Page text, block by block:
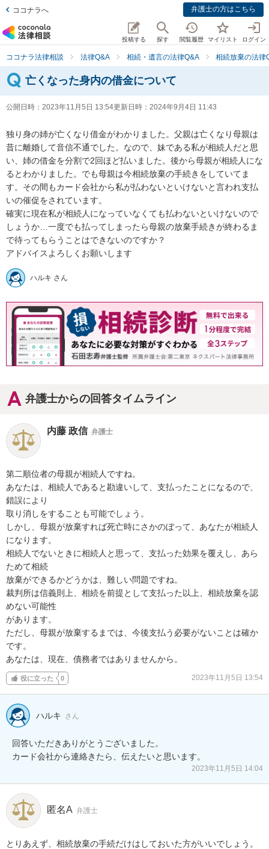
ココナラへ 弁護士の方はこちら
投稿する 探す 閲覧履歴 マイリスト ログイン
ココナラ法律相談 法律Q&A 相続・遺言の法律Q&A 相続放棄の法律
亡くなった身内の借金について
公開日時： 2023年11月5日 13:54更新日時： 2024年9月4日 11:43
独り身の姉が亡くなり借金がわかりました。父親は亡くなり母親は
昔に離婚して音信不通でした。なので、妹である私が相続人だと思
い、姉の借金を分割で2回ほど払いました。後から母親が相続人にな
るとわかりました。でも母親は今相続放棄の手続きをしていてま
す。その間もカード会社から私が払わないといけないと言われ支払
いの催促をされています。
確実に現在私が相続人になっていなくても払わないといけないので
しょうか…一度でも払ってしまったら母親の放棄手続きが終わるま
で待ってもらうことはできないのですか？
アドバイスよろしくお願いします
ハルキ さん
弁護士からの回答タイムライン
内藤 政信 弁護士
第二順位者の母親が相続人ですね。
あなたは、相続人であると勘違いして、支払ったことになるので、
錯誤により
取り消しをすることも可能でしょう。
しかし、母親が放棄すれば死亡時にさかのぼって、あなたが相続人
になります。
相続人でないときに相続人と思って、支払った効果を覆えし、あら
ためて相続
放棄ができるかどうかは、難しい問題ですね。
裁判所は信義則上、相続を前提として支払った以上、相続放棄を認
めない可能性
があります。
ただし、母親が放棄するまでは、今後支払う必要がないことは確か
です。
あなたは、現在、債務者ではありませんから。
役に立った 0 2023年11月5日 13:54
ハルキ さん
回答いただきありがとうございました。
カード会社から連絡きたら、伝えたいと思います。
2023年11月5日 14:04
匿名A 弁護士
とりあえず、相続放棄の手続だけはしておいた方がいいでしょう。